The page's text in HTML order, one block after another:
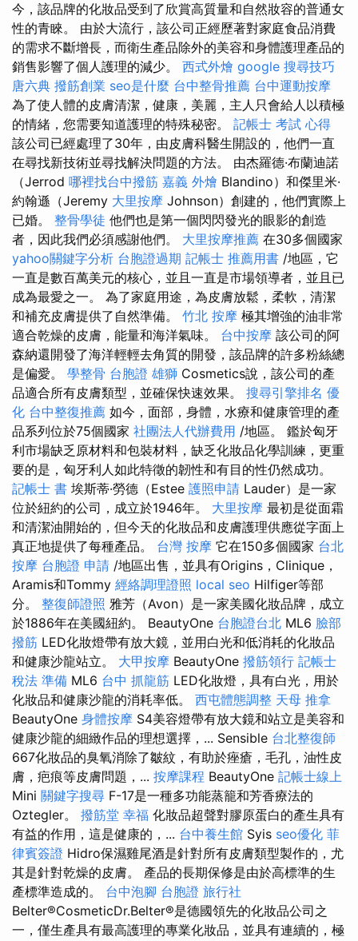
今，該品牌的化妝品受到了欣賞高質量和自然妝容的普通女
性的青睞。 由於大流行，該公司正經歷著對家庭食品消費
的需求不斷增長，而衛生產品除外的美容和身體護理產品的
銷售影響了個人護理的減少。 西式外燴 google 搜尋技巧
唐六典 撥筋創業 seo是什麼 台中整骨推薦 台中運動按摩
為了使人體的皮膚清潔，健康，美麗，主人只會給人以積極
的情緒，您需要知道護理的特殊秘密。 記帳士 考試 心得
該公司已經處理了30年，由皮膚科醫生開設的，他們一直
在尋找新技術並尋找解決問題的方法。 由杰羅德·布蘭迪諾
（Jerrod 哪裡找台中撥筋 嘉義 外燴 Blandino）和傑里米·
約翰遜（Jeremy 大里按摩 Johnson）創建的，他們實際上
已婚。 整骨學徒 他們也是第一個閃閃發光的眼影的創造
者，因此我們必須感謝他們。 大里按摩推薦 在30多個國家
yahoo關鍵字分析 台胞證過期 記帳士 推薦用書 /地區，它
一直是數百萬美元的核心，並且一直是市場領導者，並且已
成為最愛之一。 為了家庭用途，為皮膚放鬆，柔軟，清潔
和補充皮膚提供了自然準備。 竹北 按摩 極其增強的油非常
適合乾燥的皮膚，能量和海洋氣味。 台中按摩 該公司的阿
森納還開發了海洋輕輕去角質的開發，該品牌的許多粉絲總
是偏愛。 學整骨 台胞證 雄獅 Cosmetics說，該公司的產
品適合所有皮膚類型，並確保快速效果。 搜尋引擎排名 優
化 台中整復推薦 如今，面部，身體，水療和健康管理的產
品系列位於75個國家 社團法人代辦費用 /地區。 鑑於匈牙
利市場缺乏原材料和包裝材料，缺乏化妝品化學訓練，更重
要的是，匈牙利人如此特徵的韌性和有目的性仍然成功。
記帳士 書 埃斯蒂·勞德（Estee 護照申請 Lauder）是一家
位於紐約的公司，成立於1946年。 大里按摩 最初是從面霜
和清潔油開始的，但今天的化妝品和皮膚護理供應從字面上
真正地提供了每種產品。 台灣 按摩 它在150多個國家 台北
按摩 台胞證 申請 /地區出售，並具有Origins，Clinique，
Aramis和Tommy 經絡調理證照 local seo Hilfiger等部
分。 整復師證照 雅芳（Avon）是一家美國化妝品牌，成立
於1886年在美國紐約。 BeautyOne 台胞證台北 ML6 臉部
撥筋 LED化妝燈帶有放大鏡，並用白光和低消耗的化妝品
和健康沙龍站立。 大甲按摩 BeautyOne 撥筋領行 記帳士
稅法 準備 ML6 台中 抓龍筋 LED化妝燈，具有白光，用於
化妝品和健康沙龍的消耗率低。 西屯體態調整 天母 推拿
BeautyOne 身體按摩 S4美容燈帶有放大鏡和站立是美容和
健康沙龍的細緻作品的理想選擇，... Sensible 台北整復師
667化妝品的臭氧消除了皺紋，有助於痤瘡，毛孔，油性皮
膚，疤痕等皮膚問題，... 按摩課程 BeautyOne 記帳士線上
Mini 關鍵字搜尋 F-17是一種多功能蒸籠和芳香療法的
Oztegler。 撥筋堂 幸福 化妝品超聲對膠原蛋白的產生具有
有益的作用，這是健康的，... 台中養生館 Syis seo優化 菲
律賓簽證 Hidro保濕雞尾酒是針對所有皮膚類型製作的，尤
其是針對乾燥的皮膚。 產品的長期保修是由於高標準的生
產標準造成的。 台中泡腳 台胞證 旅行社
Belter®CosmeticDr.Belter®是德國領先的化妝品公司之
一，僅生產具有最高護理的專業化妝品，並具有連續的，極